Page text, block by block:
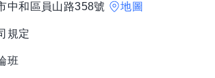
中和區員山路358號 地圖
規定
班